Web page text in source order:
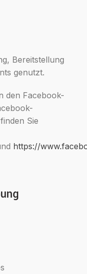
Bereitstellung
genutzt.
den Facebook-
Sie
https://